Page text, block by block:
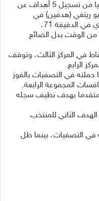
وفي الشوط الثاني، تمكن منتخب إيطاليا من تسجيل 5 أهداف عن
كين في الدقيقة 58 وماتيو ريتغي (هدفين) في
الدقيقتين 69 و89، وجياكومو راسبادوري في الدقيقة 71،
من الوقت بدل الضائع
المنتخب الإيطالي رصيده إلى 6 نقاط في المركز الثالث، وتوقف
في التصفيات بالفوز
المجموعة الرابعة.
متقدما بهدف نظيف سجله
الثاني للمنتخب
أول 3 نقاط له في التصفيات، بينما ظل